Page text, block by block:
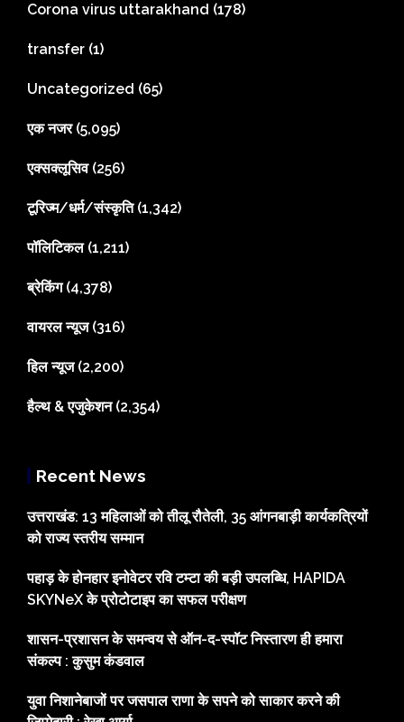
Corona virus uttarakhand (178)
transfer (1)
Uncategorized (65)
एक नजर(5,095)
एक्सक्लूसिव(256)
टूरिज्म/धर्म/संस्कृति(1,342)
पॉलिटिकल(1,211)
ब्रेकिंग(4,378)
वायरल न्यूज(316)
हिल न्यूज(2,200)
हैल्थ & एजुकेशन(2,354)
Recent News
उत्तराखंड: 13 महिलाओं को तीलू रौतेली, 35 आंगनबाड़ी कार्यकत्रियों
को राज्य स्तरीय सम्मान
पहाड़ के होनहार इनोवेटर रवि टम्टा की बड़ी उपलब्धि, HAPIDA
SKYNeX के प्रोटोटाइप का सफल परीक्षण
शासन-प्रशासन के समन्वय से ऑन-द-स्पॉट निस्तारण ही हमारा
संकल्प : कुसुम कंडवाल
युवा निशानेबाजों पर जसपाल राणा के सपने को साकार करने की